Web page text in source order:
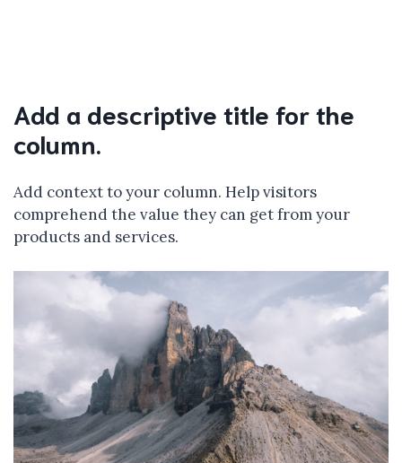
Add a descriptive title for the
column.
Add context to your column. Help visitors
comprehend the value they can get from your
products and services.